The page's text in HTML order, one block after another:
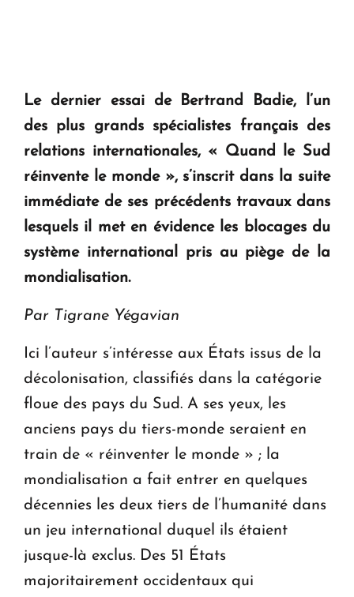
Le dernier essai de Bertrand Badie, l’un
des plus grands spécialistes français des
relations internationales, « Quand le Sud
réinvente le monde », s’inscrit dans la suite
immédiate de ses précédents travaux dans
lesquels il met en évidence les blocages du
système international pris au piège de la
mondialisation.
Par Tigrane Yégavian
Ici l’auteur s’intéresse aux États issus de la
décolonisation, classifiés dans la catégorie
floue des pays du Sud. A ses yeux, les
anciens pays du tiers-monde seraient en
train de « réinventer le monde » ; la
mondialisation a fait entrer en quelques
décennies les deux tiers de l’humanité dans
un jeu international duquel ils étaient
jusque-là exclus. Des 51 États
majoritairement occidentaux qui